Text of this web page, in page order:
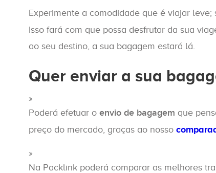
Experimente a comodidade que é viajar
Isso fará com que possa desfrutar da sua
ao seu destino, a sua bagagem estará lá.
Quer enviar a sua
Poderá efetuar o envio de bagagem que
preço do mercado, graças ao nosso
Na Packlink poderá comparar as melhores